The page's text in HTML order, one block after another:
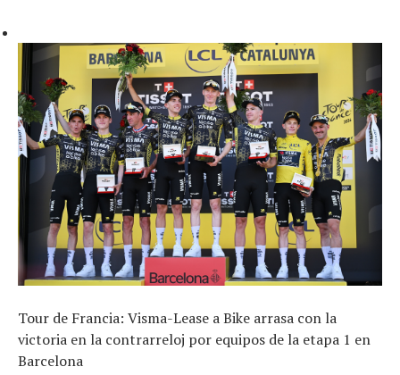
Tour de Francia: Visma-Lease a Bike arrasa con la
victoria en la contrarreloj por equipos de la etapa 1 en
Barcelona